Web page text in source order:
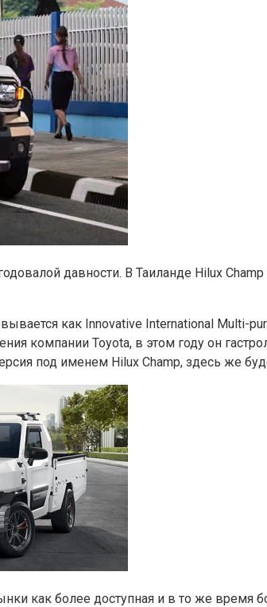
давности. В Таиланде Hilux
как Innovative International
компании Toyota, в этом году он
под именем Hilux Champ, здесь же
как более доступная и в то же время